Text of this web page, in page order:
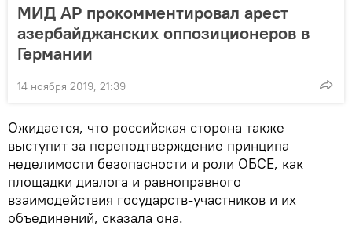
МИД АР прокомментировал арест
азербайджанских оппозиционеров в
Германии
14 ноября 2019, 21:39
Ожидается, что российская сторона также
выступит за переподтверждение принципа
неделимости безопасности и роли ОБСЕ, как
площадки диалога и равноправного
взаимодействия государств-участников и их
объединений, сказала она.